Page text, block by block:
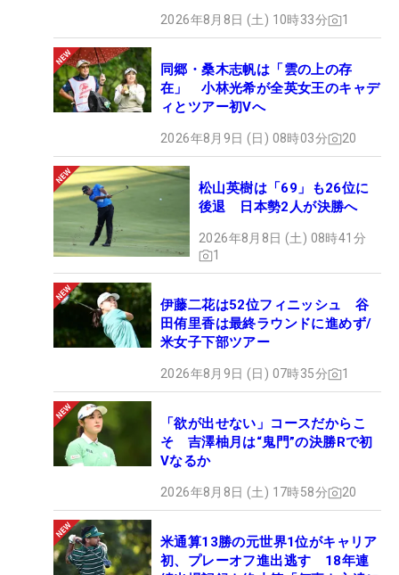
2026年8月8日 (土) 10時33分 1
同郷・桑木志帆は「雲の上の存
在」 小林光希が全英女王のキャデ
ィとツアー初Vへ
2026年8月9日 (日) 08時03分 20
松山英樹は「69」も26位に
後退 日本勢2人が決勝へ
2026年8月8日 (土) 08時41分
1
伊藤二花は52位フィニッシュ 谷
田侑里香は最終ラウンドに進めず/
米女子下部ツアー
2026年8月9日 (日) 07時35分 1
「欲が出せない」コースだからこ
そ 吉澤柚月は“鬼門”の決勝Rで初
Vなるか
2026年8月8日 (土) 17時58分 20
米通算13勝の元世界1位がキャリア
初、プレーオフ進出逃す 18年連